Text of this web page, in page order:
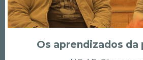
Os aprendizados da